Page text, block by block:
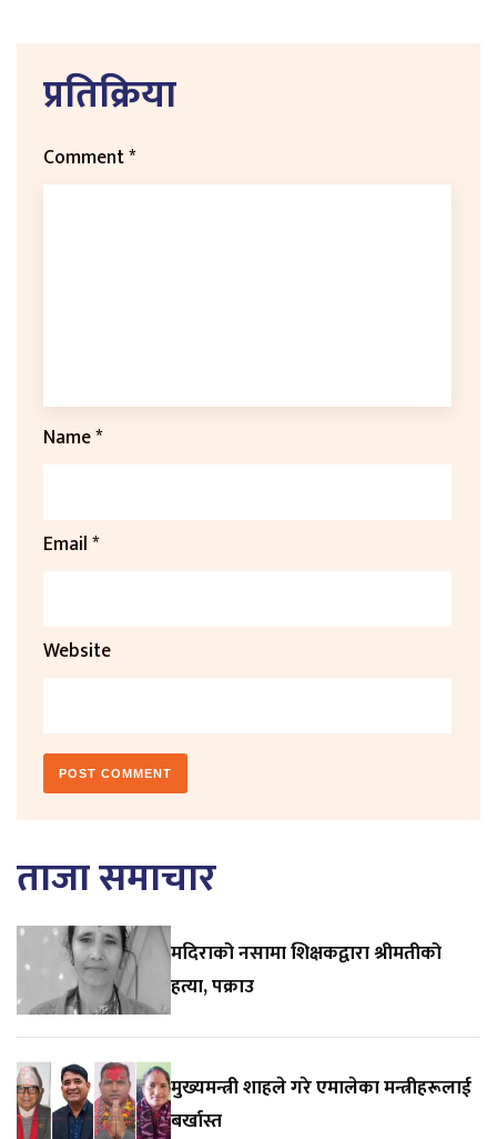
प्रतिक्रिया
Comment*
Name*
Email*
Website
ताजा समाचार
मदिराको नसामा शिक्षकद्वारा श्रीमतीको
हत्या, पक्राउ
मुख्यमन्त्री शाहले गरे एमालेका मन्त्रीहरूलाई
बर्खास्त